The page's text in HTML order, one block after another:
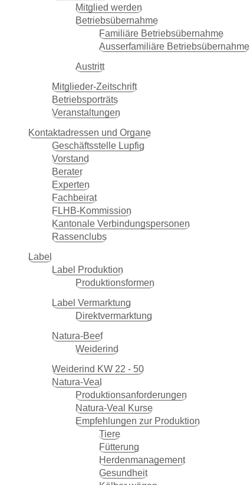
Mitglied werden
Betriebsübernahme
Familiäre Betriebsübernahme
Ausserfamiliäre Betriebsübernahme
Austritt
Mitglieder-Zeitschrift
Betriebsporträts
Veranstaltungen
Kontaktadressen und Organe
Geschäftsstelle Lupfig
Vorstand
Berater
Experten
Fachbeirat
FLHB-Kommission
Kantonale Verbindungspersonen
Rassenclubs
Label
Label Produktion
Produktionsformen
Label Vermarktung
Direktvermarktung
Natura-Beef
Weiderind
Weiderind KW 22 - 50
Natura-Veal
Produktionsanforderungen
Natura-Veal Kurse
Empfehlungen zur Produktion
Tiere
Fütterung
Herdenmanagement
Gesundheit